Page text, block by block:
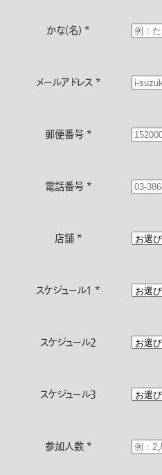
かな(名) *
メールアドレス *
郵便番号 *
電話番号 *
店舗 *
スケジュール1 *
スケジュール2
スケジュール3
参加人数 *